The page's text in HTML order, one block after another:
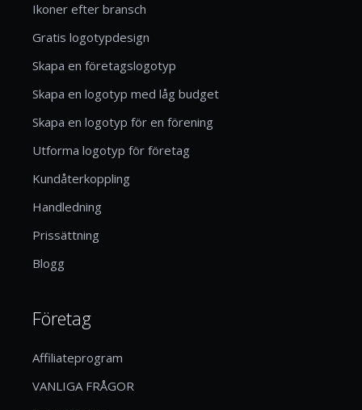
Ikoner efter bransch
Gratis logotypdesign
Skapa en företagslogotyp
Skapa en logotyp med låg budget
Skapa en logotyp för en förening
Utforma logotyp för företag
Kundåterkoppling
Handledning
Prissättning
Blogg
Företag
Affiliateprogram
VANLIGA FRÅGOR